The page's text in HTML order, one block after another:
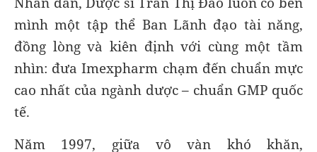
mình một tập thể Ban Lãnh đạo tài năng,
đồng lòng và kiên định với cùng một tầm
nhìn: đưa Imexpharm chạm đến chuẩn mực
cao nhất của ngành dược – chuẩn GMP quốc
tế.
Năm 1997, giữa vô vàn khó khăn,